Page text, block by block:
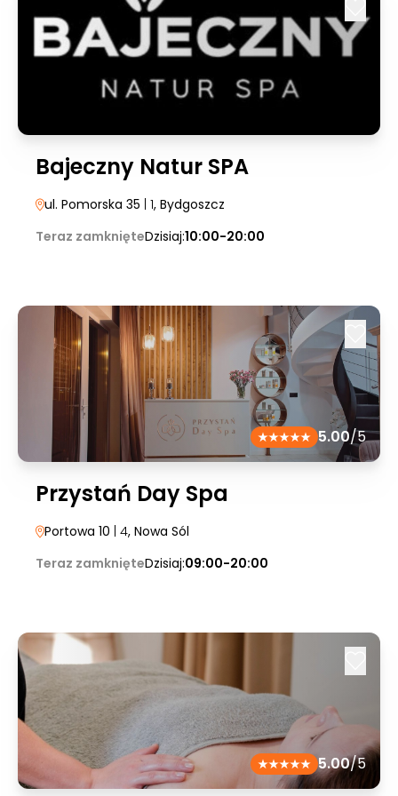
Bajeczny Natur SPA
ul. Pomorska 35 | 1, Bydgoszcz
Teraz zamknięteDzisiaj:10:00-20:00
5.00/5
Przystań Day Spa
Portowa 10 | 4, Nowa Sól
Teraz zamknięteDzisiaj:09:00-20:00
5.00/5